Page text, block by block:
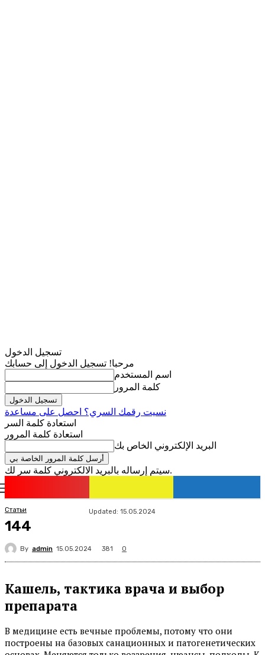
تسجيل الدخول
مرحبا! تسجيل الدخول إلى حسابك
اسم المستخدم
كلمة المرور
نسيت رقمك السري؟ احصل على مساعدة
استعادة كلمة السر
استعادة كلمة المرور
البريد الإلكتروني الخاص بك
سيتم إرساله بالبريد الالكتروني كلمة سر لك.
Статьи Updated: 15.05.2024
144
By admin 15.05.2024 381 0
Кашель, тактика врача и выбор
препарата
В медицине есть вечные проблемы, потому что они
построены на базовых санационных и патогенетических